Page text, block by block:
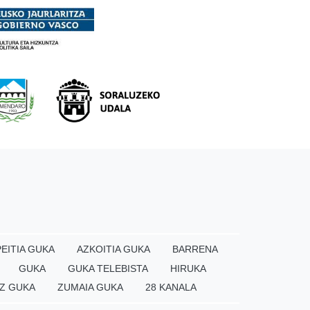
GUKA AZKOITIA GUKA
BARRENA
GUKA
GUKA TELEBISTA
HIRUKA
GUKA
ZUMAIA GUKA 28 KANALA